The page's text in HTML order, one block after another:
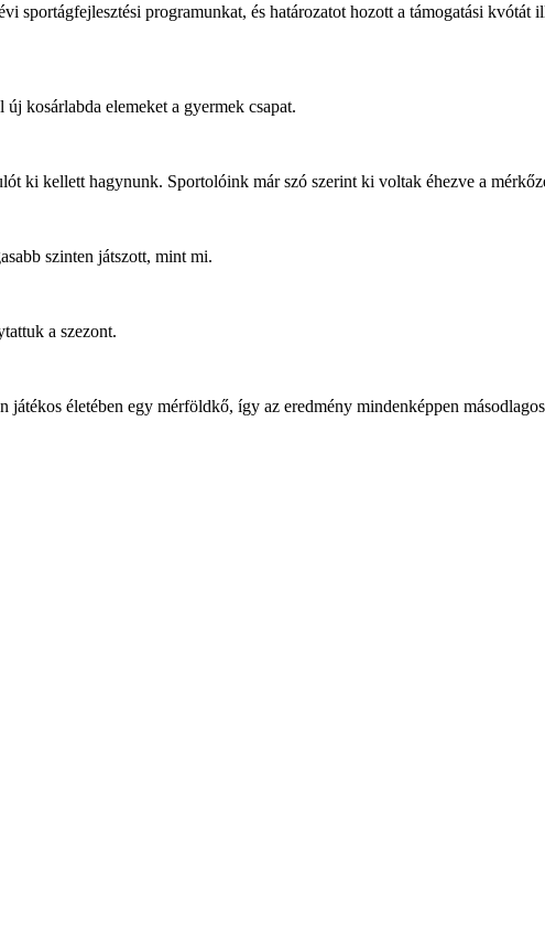
sportágfejlesztési programunkat, és határozatot hozott a támogatási
kosárlabda elemeket a gyermek csapat.
ki kellett hagynunk. Sportolóink már szó szerint ki voltak éhezve a
szinten játszott, mint mi.
a szezont.
életében egy mérföldkő, így az eredmény mindenképpen